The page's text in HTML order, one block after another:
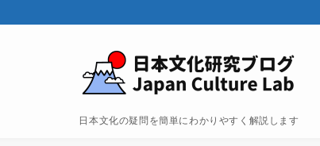
日本文化の疑問を簡単にわかりやすく解説します